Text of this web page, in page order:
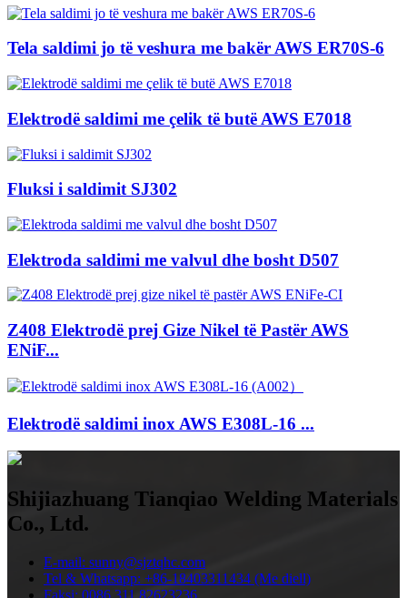
Tela saldimi jo të veshura me bakër AWS ER70S-6
Elektrodë saldimi me çelik të butë AWS E7018
Fluksi i saldimit SJ302
Elektroda saldimi me valvul dhe bosht D507
Z408 Elektrodë prej Gize Nikel të Pastër AWS
ENiF...
Elektrodë saldimi inox AWS E308L-16 ...
Shijiazhuang Tianqiao Welding Materials
Co., Ltd.
E-mail: sunny@sjztqhc.com
Tel & Whatsapp: +86-18403311434 (Me diell)